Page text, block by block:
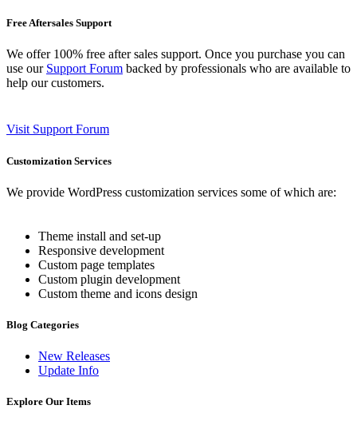
Free Aftersales Support
We offer 100% free after sales support. Once you purchase you can
use our Support Forum backed by professionals who are available to
help our customers.
Visit Support Forum
Customization Services
We provide WordPress customization services some of which are:
Theme install and set-up
Responsive development
Custom page templates
Custom plugin development
Custom theme and icons design
Blog Categories
New Releases
Update Info
Explore Our Items